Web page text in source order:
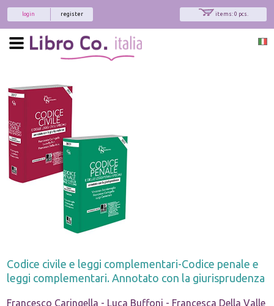
items: 0 pcs.
register
login
Codice civile e leggi complementari-Codice penale e
leggi complementari. Annotato con la giurisprudenza
Francesco Caringella - Luca Buffoni - Francesca Della Valle